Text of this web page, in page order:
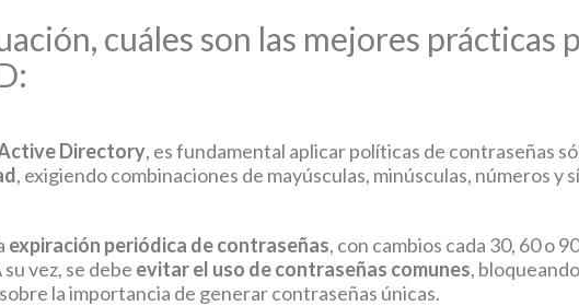
cuáles son las mejores prácticas
Directory, es fundamental aplicar políticas de contraseñas
, exigiendo combinaciones de mayúsculas, minúsculas, números y
expiración periódica de contraseñas, con cambios cada 30, 60 o
vez, se debe evitar el uso de contraseñas comunes,
la importancia de generar contraseñas únicas.